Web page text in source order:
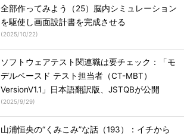
全部作ってみよう（25）脳内シミュレーション
を駆使し画面設計書を完成させる
(2025/10/22)
ソフトウェアテスト関連職は要チェック：「モ
デルベースド テスト担当者（CT-MBT）
VersionV1.1」日本語翻訳版、JSTQBが公開
(2025/9/29)
山浦恒央の“くみこみ”な話（193）：イチから